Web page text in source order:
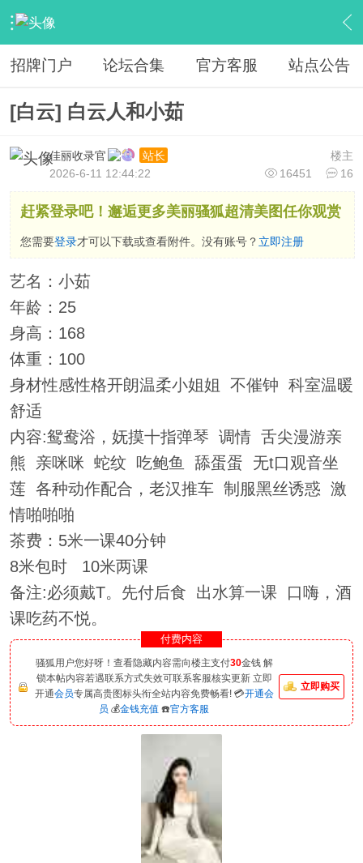
› 佳丽收录 › 广州总区 › 内容
招牌门户 论坛合集 官方客服 站点公告
[白云] 白云人和小茹
楼主
佳丽收录官
站长
16451
16
2026-6-11 12:44:22
赶紧登录吧！邂逅更多美丽骚狐超清美图任你观赏
您需要登录才可以下载或查看附件。没有账号？ 立即注册
艺名：小茹
年龄：25
身高：168
体重：100
身材性感性格开朗温柔小姐姐 不催钟 科室温暖
舒适
内容:鸳鸯浴，妩摸十指弹琴 调情 舌尖漫游亲
熊 亲咪咪 蛇纹 吃鲍鱼 舔蛋蛋 无t口观音坐
莲 各种动作配合，老汉推车 制服黑丝诱惑 激
情啪啪啪
茶费：5米一课40分钟
8米包时 10米两课
备注:必须戴T。先付后食 出水算一课 口嗨，酒
课吃药不悦。
付费内容
骚狐用户您好呀！查看隐藏内容需向楼主支付30金钱 解
锁本帖内容若遇联系方式失效可联系客服核实更新 立即
开通会员 专属高贵图标头衔全站内容免费畅看! 💳开通会
员 💰金钱充值 ☎️官方客服
立即购买